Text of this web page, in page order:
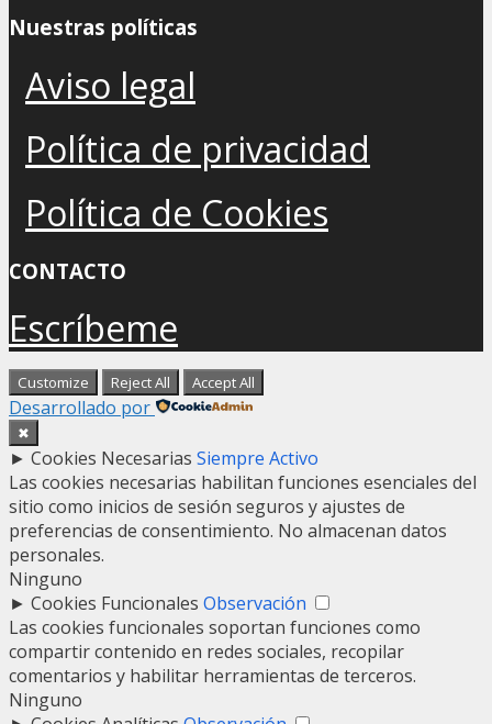
Nuestras políticas
Aviso legal
Política de privacidad
Política de Cookies
CONTACTO
Escríbeme
Customize Reject All Accept All
Desarrollado por
✖
► Cookies Necesarias Siempre Activo
Las cookies necesarias habilitan funciones esenciales del
sitio como inicios de sesión seguros y ajustes de
preferencias de consentimiento. No almacenan datos
personales.
Ninguno
► Cookies Funcionales Observación
Las cookies funcionales soportan funciones como
compartir contenido en redes sociales, recopilar
comentarios y habilitar herramientas de terceros.
Ninguno